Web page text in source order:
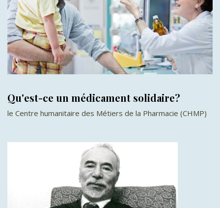
Qu'est-ce un médicament solidaire?
le Centre humanitaire des Métiers de la Pharmacie (CHMP)